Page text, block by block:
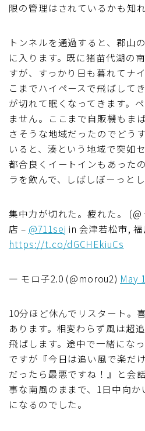
限の管理はされているかも知
トンネルを通過すると、郡山
に入ります。既に猪苗代湖の
すが、すっかり日も暮れてナ
こまでハイペースで飛ばして
が切れて眠くなってきます。
ません。ここまで自販機もま
さそうな地域だったのでどう
いると、湊という地域で突如
都合良くイートインもあった
ラを飲んで、しばしぼーっとし
集中力が切れた。疲れた。
店 – @711sej in 会津若松市,
https://t.co/dGCHEkiuCs
— モロ子2.0 (@morou2) May
10分ほど休んでリスタート。
あります。相変わらず風は超
飛ばします。途中で一緒にな
ですが『今日は追い風で楽だ
だったら最悪ですね！』と会
事な南風のままで、1日中向か
になるのでした。